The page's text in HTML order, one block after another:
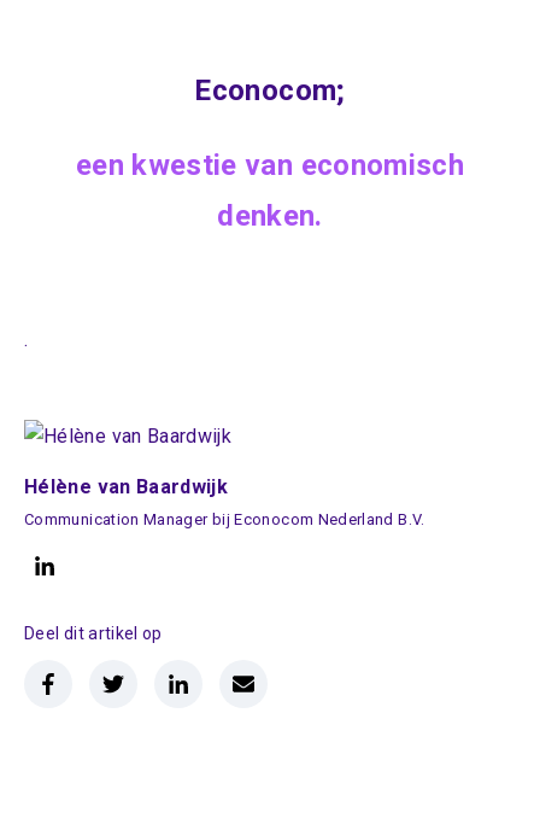
Econocom;
een kwestie van economisch
denken.
.
Hélène van Baardwijk
Communication Manager bij Econocom Nederland B.V.
Deel dit artikel op